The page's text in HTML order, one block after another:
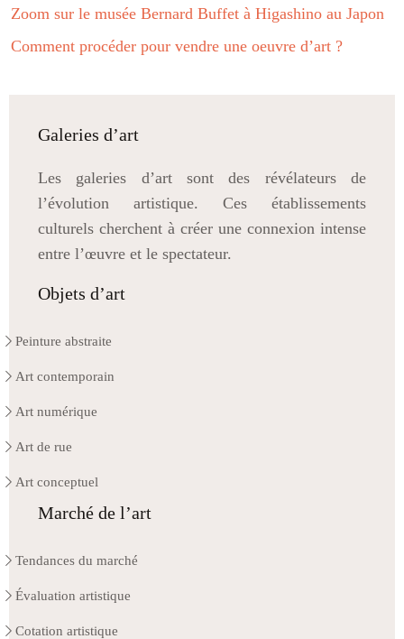
Zoom sur le musée Bernard Buffet à Higashino au Japon
Comment procéder pour vendre une oeuvre d’art ?
Galeries d’art
Les galeries d’art sont des révélateurs de
l’évolution artistique. Ces établissements
culturels cherchent à créer une connexion intense
entre l’œuvre et le spectateur.
Objets d’art
Peinture abstraite
Art contemporain
Art numérique
Art de rue
Art conceptuel
Marché de l’art
Tendances du marché
Évaluation artistique
Cotation artistique